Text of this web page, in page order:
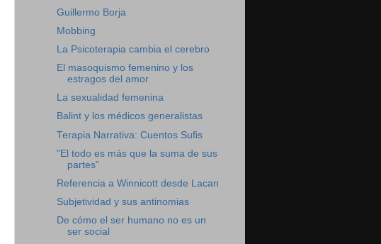
Guillermo Borja
Mobbing
La Psicoterapia cambia el cerebro
El masoquismo femenino y los
estragos del amor
La sexualidad femenina
Balint y los médicos generalistas
Terapia Narrativa: Cuentos Sufis
"El todo es más que la suma de sus
partes"
Referencia a Winnicott desde Lacan
Subjetividad y sus antinomias
De cómo el ser humano no es un
ser social